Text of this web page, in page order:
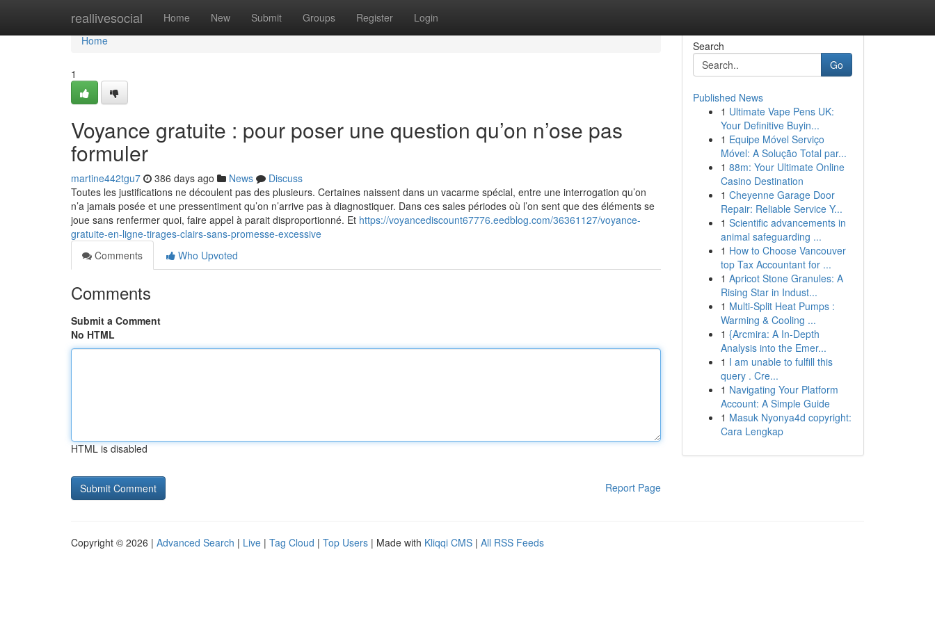
reallivesocial Home New Submit Groups Register Login
Home
Home
1
Voyance gratuite : pour poser une question qu’on n’ose pas
formuler
martine442tgu7 386 days ago News
Discuss
Toutes les justifications ne découlent pas des plusieurs. Certaines naissent dans un vacarme spécial, entre une interrogation qu’on
n’a jamais posée et une pressentiment qu’on n’arrive pas à diagnostiquer. Dans ces sales périodes où l’on sent que des éléments se
joue sans renfermer quoi, faire appel à parait disproportionné. Et https://voyancediscount67776.eedblog.com/36361127/voyance-
gratuite-en-ligne-tirages-clairs-sans-promesse-excessive
Comments
Who Upvoted
Comments
Submit a Comment
No HTML
HTML is disabled
Report Page
Search
Go
Published News
1 Ultimate Vape Pens UK:
Your Definitive Buyin...
1 Equipe Móvel Serviço
Móvel: A Solução Total par...
1 88m: Your Ultimate Online
Casino Destination
1 Cheyenne Garage Door
Repair: Reliable Service Y...
1 Scientific advancements in
animal safeguarding ...
1 How to Choose Vancouver
top Tax Accountant for ...
1 Apricot Stone Granules: A
Rising Star in Indust...
1 Multi-Split Heat Pumps :
Warming & Cooling ...
1 {Arcmira: A In-Depth
Analysis into the Emer...
1 I am unable to fulfill this
query . Cre...
1 Navigating Your Platform
Account: A Simple Guide
1 Masuk Nyonya4d copyright:
Cara Lengkap
Copyright © 2026 | Advanced Search | Live | Tag Cloud | Top Users | Made with Kliqqi CMS | All RSS Feeds